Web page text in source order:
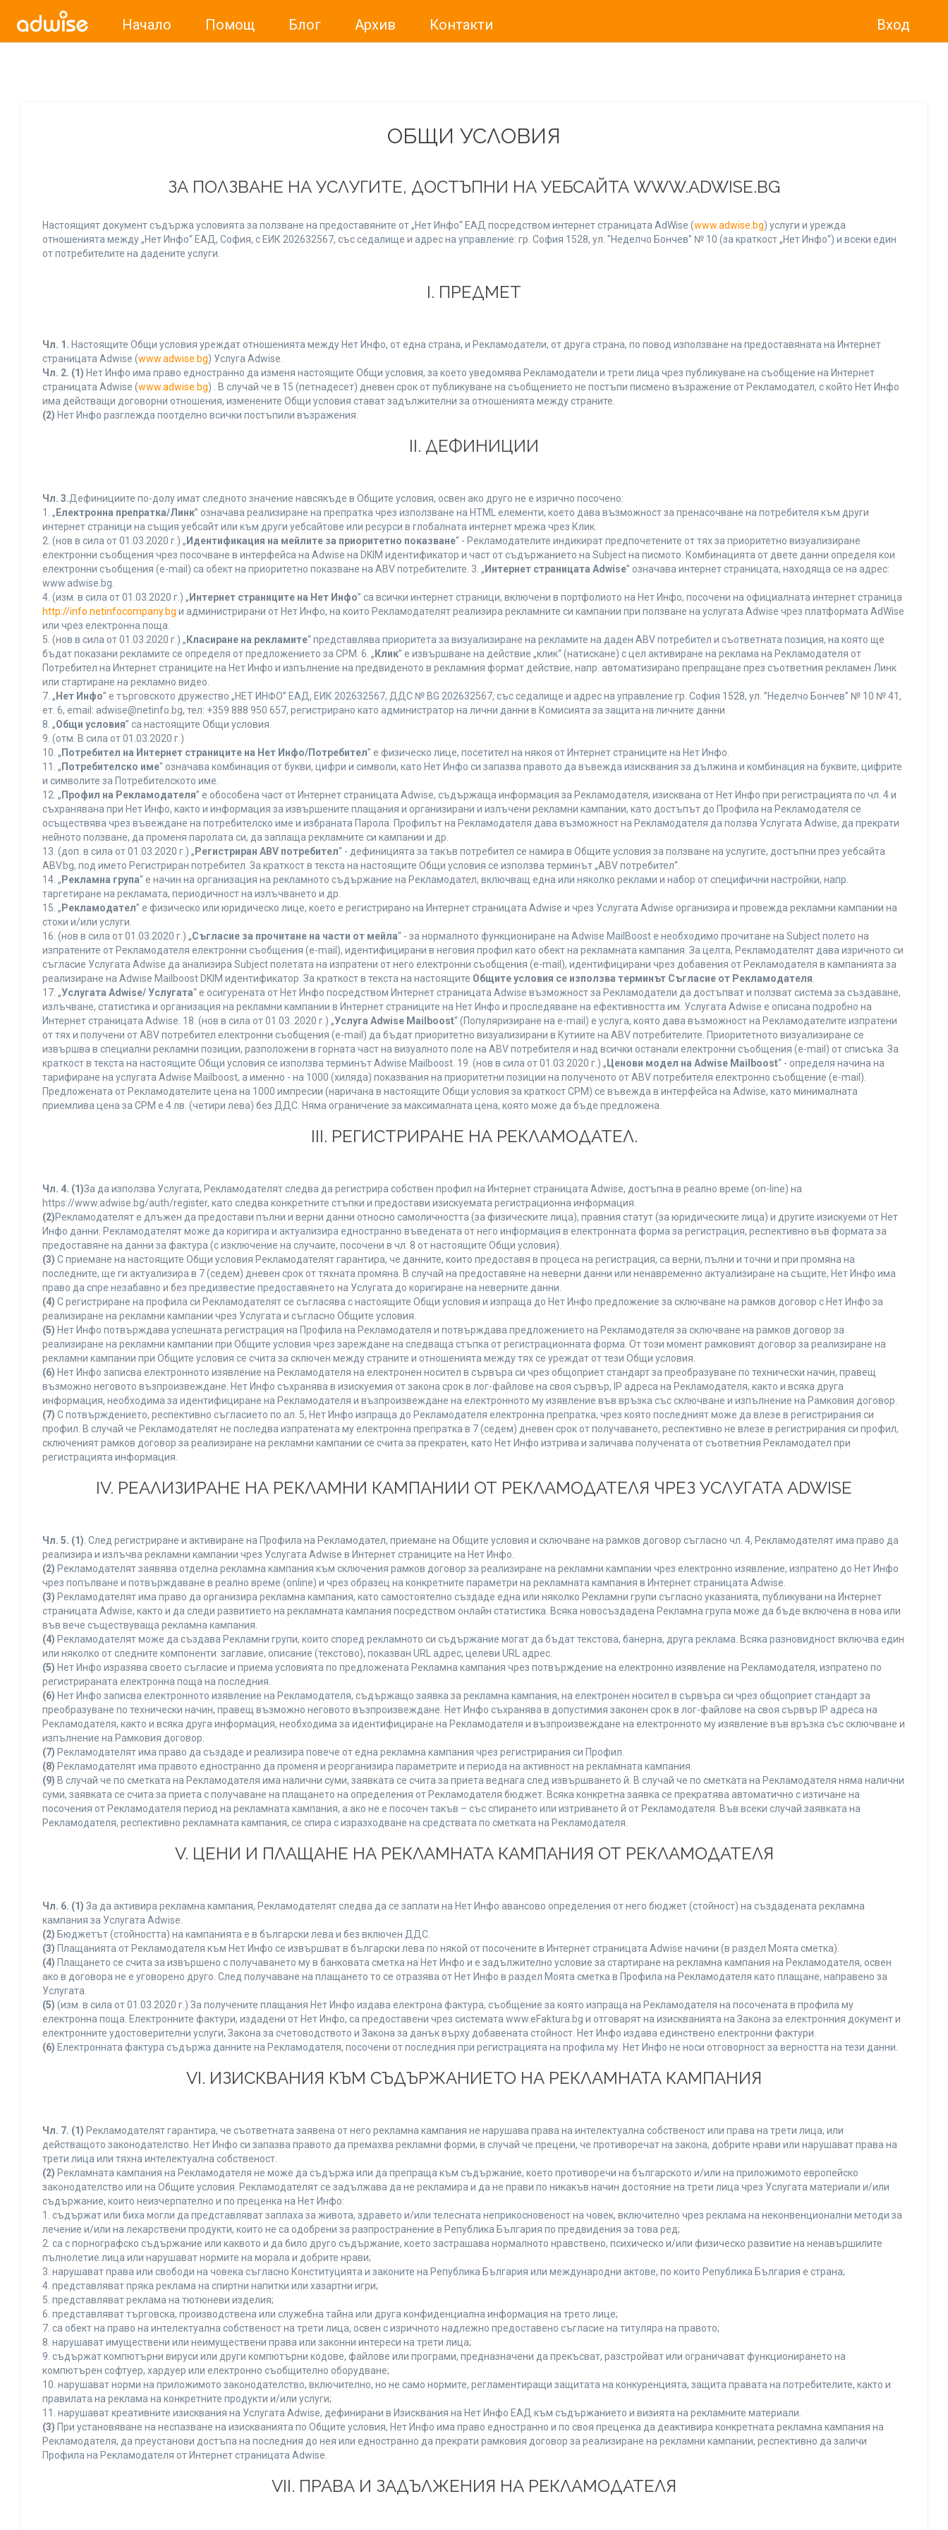
Начало Помощ Блог Архив Контакти Вход
ОБЩИ УСЛОВИЯ
ЗА ПОЛЗВАНЕ НА УСЛУГИТЕ, ДОСТЪПНИ НА УЕБСАЙТА WWW.ADWISE.BG
Настоящият документ съдържа условията за ползване на предоставяните от „Нет Инфо“ ЕАД посредством интернет страницата AdWise (www.adwise.bg) услуги и урежда
отношенията между „Нет Инфо“ ЕАД, София, с ЕИК 202632567, със седалище и адрес на управление: гр. София 1528, ул. "Неделчо Бончев" № 10 (за краткост „Нет Инфо“) и всеки един
от потребителите на дадените услуги.
І. ПРЕДМЕТ
Чл. 1. Настоящите Общи условия уреждат отношенията между Нет Инфо, от една страна, и Рекламодатели, от друга страна, по повод използване на предоставяната на Интернет
страницата Adwise (www.adwise.bg) Услуга Adwise.
Чл. 2. (1) Нет Инфо има право едностранно да изменя настоящите Общи условия, за което уведомява Рекламодатели и трети лица чрез публикуване на съобщение на Интернет
страницата Adwise (www.adwise.bg) . В случай че в 15 (петнадесет) дневен срок от публикуване на съобщението не постъпи писмено възражение от Рекламодател, с който Нет Инфо
има действащи договорни отношения, изменените Общи условия стават задължителни за отношенията между страните.
(2) Нет Инфо разглежда поотделно всички постъпили възражения.
ІІ. ДЕФИНИЦИИ
Чл. 3.Дефинициите по-долу имат следното значение навсякъде в Общите условия, освен ако друго не е изрично посочено:
1. „ Електронна препратка/Линк” означава реализиране на препратка чрез използване на HTML елементи, което дава възможност за пренасочване на потребителя към други
интернет страници на същия уебсайт или към други уебсайтове или ресурси в глобалната интернет мрежа чрез Клик.
2. (нов в сила от 01.03.2020 г.) „ Идентификация на мейлите за приоритетно показване“ - Рекламодателите индикират предпочетените от тях за приоритетно визуализиране
електронни съобщения чрез посочване в интерфейса на Adwise на DKIM идентификатор и част от съдържанието на Subject на писмото. Комбинацията от двете данни определя кои
електронни съобщения (e-mail) са обект на приоритетно показване на ABV потребителите. 3. „ Интернет страницата Adwise” означава интернет страницата, находяща се на адрес:
www.adwise.bg.
4. (изм. в сила от 01.03.2020 г.) „ Интернет страниците на Нет Инфо” са всички интернет страници, включени в портфолиото на Нет Инфо, посочени на официалната интернет страница
http://info.netinfocompany.bg и администрирани от Нет Инфо, на които Рекламодателят реализира рекламните си кампании при ползване на услугата Adwise чрез платформата AdWise
или чрез електронна поща.
5. (нов в сила от 01.03.2020 г.) „ Класиране на рекламите“ представлява приоритета за визуализиране на рекламите на даден ABV потребител и съответната позиция, на която ще
бъдат показани рекламите се определя от предложението за CPM. 6. „ Клик” е извършване на действие „клик“ (натискане) с цел активиране на реклама на Рекламодателя от
Потребител на Интернет страниците на Нет Инфо и изпълнение на предвиденото в рекламния формат действие, напр. автоматизирано препращане през съответния рекламен Линк
или стартиране на рекламно видео.
7. „ Нет Инфо” е търговското дружество „НЕТ ИНФО” ЕАД, ЕИК 202632567, ДДС № BG 202632567, със седалище и адрес на управление гр. София 1528, ул. ”Неделчо Бончев” № 10 № 41,
ет. 6, еmail: adwise@netinfo.bg, тел: +359 888 950 657, регистрирано като администратор на лични данни в Комисията за защита на личните данни.
8. „Общи условия” са настоящите Общи условия.
9. (отм. В сила от 01.03.2020 г.)
10. „ Потребител на Интернет страниците на Нет Инфо/Потребител” е физическо лице, посетител на някоя от Интернет страниците на Нет Инфо.
11. „ Потребителско име“ означава комбинация от букви, цифри и символи, като Нет Инфо си запазва правото да въвежда изисквания за дължина и комбинация на буквите, цифрите
и символите за Потребителското име.
12. „ Профил на Рекламодателя” е обособена част от Интернет страницата Adwise, съдържаща информация за Рекламодателя, изисквана от Нет Инфо при регистрацията по чл. 4 и
съхранявана при Нет Инфо, както и информация за извършените плащания и организирани и излъчени рекламни кампании, като достъпът до Профила на Рекламодателя се
осъществява чрез въвеждане на потребителско име и избраната Парола. Профилът на Рекламодателя дава възможност на Рекламодателя да ползва Услугата Adwise, да прекрати
нейното ползване, да променя паролата си, да заплаща рекламните си кампании и др.
13. (доп. в сила от 01.03.2020 г.) „ Регистриран ABV потребител“ - дефиницията за такъв потребител се намира в Общите условия за ползване на услугите, достъпни през уебсайта
ABV.bg, под името Регистриран потребител. За краткост в текста на настоящите Общи условия се използва терминът „ABV потребител“.
14. „ Рекламна група“ е начин на организация на рекламното съдържание на Рекламодател, включващ една или няколко реклами и набор от специфични настройки, напр.
таргетиране на рекламата, периодичност на излъчването и др.
15. „ Рекламодател” е физическо или юридическо лице, което е регистрирано на Интернет страницата Adwise и чрез Услугата Adwise организира и провежда рекламни кампании на
стоки и/или услуги.
16. (нов в сила от 01.03.2020 г.) „Съгласие за прочитане на части от мейла“ - за нормалното функциониране на Adwise MailBoost е необходимо прочитане на Subject полето на
изпратените от Рекламодателя електронни съобщения (e-mail), идентифицирани в неговия профил като обект на рекламната кампания. За целта, Рекламодателят дава изричното си
съгласие Услугата Adwise да анализира Subject полетата на изпратени от него електронни съобщения (e-mail), идентифицирани чрез добавения от Рекламодателя в кампанията за
реализиране на Adwise Mailboost DKIM идентификатор. За краткост в текста на настоящите Общите условия се използва терминът Съгласие от Рекламодателя
17. „Услугата Adwise/ Услугата“ е осигурената от Нет Инфо посредством Интернет страницата Adwise възможност за Рекламодатели да достъпват и ползват система за създаване,
излъчване, статистика и организация на рекламни кампании в Интернет страниците на Нет Инфо и проследяване на ефективността им. Услугата Adwise е описана подробно на
Интернет страницата Adwise. 18. (нов в сила от 01.03..2020 г.) „Услуга Adwise Mailboost“ (Популяризиране на e-mail) е услуга, която дава възможност на Рекламодателите изпратени
от тях и получени от ABV потребител електронни съобщения (e-mail) да бъдат приоритетно визуализирани в Кутиите на ABV потребителите. Приоритетното визуализиране се
извършва в специални рекламни позиции, разположени в горната част на визуалното поле на ABV потребителя и над всички останали електронни съобщения (e-mail) от списъка. За
краткост в текста на настоящите Общи условия се използва терминът Adwise Mailboost. 19. (нов в сила от 01.03.2020 г.) „ Ценови модел на Adwise Mailboost“ - определя начина на
тарифиране на услугата Adwise Mailboost, а именно - на 1000 (хиляда) показвания на приоритетни позиции на полученото от ABV потребителя електронно съобщение (e-mail).
Предложената от Рекламодателите цена на 1000 импресии (наричана в настоящите Общи условия за краткост CPM) се въвежда в интерфейса на Adwise, като минималната
приемлива цена за CPM е 4 лв. (четири лева) без ДДС. Няма ограничение за максималната цена, която може да бъде предложена.
ІІІ. РЕГИСТРИРАНЕ НА РЕКЛАМОДАТЕЛ.
Чл. 4. (1)За да използва Услугата, Рекламодателят следва да регистрира собствен профил на Интернет страницата Adwise, достъпна в реално време (on-line) на
https://www.adwise.bg/auth/register, като следва конкретните стъпки и предостави изискуемата регистрационна информация.
(2)Рекламодателят е длъжен да предостави пълни и верни данни относно самоличността (за физическите лица), правния статут (за юридическите лица) и другите изискуеми от Нет
Инфо данни. Рекламодателят може да коригира и актуализира едностранно въведената от него информация в електронната форма за регистрация, респективно във формата за
предоставяне на данни за фактура (с изключение на случаите, посочени в чл. 8 от настоящите Общи условия).
(3) С приемане на настоящите Общи условия Рекламодателят гарантира, че данните, които предоставя в процеса на регистрация, са верни, пълни и точни и при промяна на
последните, ще ги актуализира в 7 (седем) дневен срок от тяхната промяна. В случай на предоставяне на неверни данни или ненавременно актуализиране на същите, Нет Инфо има
право да спре незабавно и без предизвестие предоставянето на Услугата до коригиране на неверните данни.
(4) С регистриране на профила си Рекламодателят се съгласява с настоящите Общи условия и изпраща до Нет Инфо предложение за сключване на рамков договор с Нет Инфо за
реализиране на рекламни кампании чрез Услугата и съгласно Общите условия.
(5) Нет Инфо потвърждава успешната регистрация на Профила на Рекламодателя и потвърждава предложението на Рекламодателя за сключване на рамков договор за
реализиране на рекламни кампании при Общите условия чрез зареждане на следваща стъпка от регистрационната форма. От този момент рамковият договор за реализиране на
рекламни кампании при Общите условия се счита за сключен между страните и отношенията между тях се уреждат от тези Общи условия.
(6) Нет Инфо записва електронното изявление на Рекламодателя на електронен носител в сървъра си чрез общоприет стандарт за преобразуване по технически начин, правещ
възможно неговото възпроизвеждане. Нет Инфо съхранява в изискуемия от закона срок в лог-файлове на своя сървър, IP адреса на Рекламодателя, както и всяка друга
информация, необходима за идентифициране на Рекламодателя и възпроизвеждане на електронното му изявление във връзка със сключване и изпълнение на Рамковия договор.
(7) С потвърждението, респективно съгласието по ал. 5, Нет Инфо изпраща до Рекламодателя електронна препратка, чрез която последният може да влезе в регистрирания си
профил. В случай че Рекламодателят не последва изпратената му електронна препратка в 7 (седем) дневен срок от получаването, респективно не влезе в регистрирания си профил,
сключеният рамков договор за реализиране на рекламни кампании се счита за прекратен, като Нет Инфо изтрива и заличава получената от съответния Рекламодател при
регистрацията информация.
IV. РЕАЛИЗИРАНЕ НА РЕКЛАМНИ КАМПАНИИ ОТ РЕКЛАМОДАТЕЛЯ ЧРЕЗ УСЛУГАТА ADWISE
Чл. 5. (1) . След регистриране и активиране на Профила на Рекламодател, приемане на Общите условия и сключване на рамков договор съгласно чл. 4, Рекламодателят има право да
реализира и излъчва рекламни кампании чрез Услугата Adwise в Интернет страниците на Нет Инфо.
(2) Рекламодателят заявява отделна рекламна кампания към сключения рамков договор за реализиране на рекламни кампании чрез електронно изявление, изпратено до Нет Инфо
чрез попълване и потвърждаване в реално време (online) и чрез образец на конкретните параметри на рекламната кампания в Интернет страницата Adwise.
(3) Рекламодателят има право да организира рекламна кампания, като самостоятелно създаде една или няколко Рекламни групи съгласно указанията, публикувани на Интернет
страницата Adwise, както и да следи развитието на рекламната кампания посредством онлайн статистика. Всяка новосъздадена Рекламна група може да бъде включена в нова или
във вече съществуваща рекламна кампания.
(4) Рекламодателят може да създава Рекламни групи, които според рекламното си съдържание могат да бъдат текстова, банерна, друга реклама. Всяка разновидност включва един
или няколко от следните компоненти: заглавие, описание (текстово), показван URL адрес, целеви URL адрес.
(5) Нет Инфо изразява своето съгласие и приема условията по предложената Рекламна кампания чрез потвърждение на електронно изявление на Рекламодателя, изпратено по
регистрираната електронна поща на последния.
(6) Нет Инфо записва електронното изявление на Рекламодателя, съдържащо заявка за рекламна кампания, на електронен носител в сървъра си чрез общоприет стандарт за
преобразуване по технически начин, правещ възможно неговото възпроизвеждане. Нет Инфо съхранява в допустимия законен срок в лог-файлове на своя сървър IP адреса на
Рекламодателя, както и всяка друга информация, необходима за идентифициране на Рекламодателя и възпроизвеждане на електронното му изявление във връзка със сключване и
изпълнение на Рамковия договор.
(7) Рекламодателят има право да създаде и реализира повече от една рекламна кампания чрез регистрирания си Профил.
(8) Рекламодателят има правото едностранно да променя и реорганизира параметрите и периода на активност на рекламната кампания.
(9) В случай че по сметката на Рекламодателя има налични суми, заявката се счита за приета веднага след извършването й. В случай че по сметката на Рекламодателя няма налични
суми, заявката се счита за приета с получаване на плащането на определения от Рекламодателя бюджет. Всяка конкретна заявка се прекратява автоматично с изтичане на
посочения от Рекламодателя период на рекламната кампания, а ако не е посочен такъв – със спирането или изтриването й от Рекламодателя. Във всеки случай заявката на
Рекламодателя, респективно рекламната кампания, се спира с изразходване на средствата по сметката на Рекламодателя.
V. ЦЕНИ И ПЛАЩАНЕ НА РЕКЛАМНАТА КАМПАНИЯ ОТ РЕКЛАМОДАТЕЛЯ
Чл. 6. (1) За да активира рекламна кампания, Рекламодателят следва да се заплати на Нет Инфо авансово определения от него бюджет (стойност) на създадената рекламна
кампания за Услугата Adwise.
(2) Бюджетът (стойността) на кампанията е в български лева и без включен ДДС.
(3) Плащанията от Рекламодателя към Нет Инфо се извършват в български лева по някой от посочените в Интернет страницата Adwise начини (в раздел Моята сметка).
(4) Плащането се счита за извършено с получаването му в банковата сметка на Нет Инфо и е задължително условие за стартиране на рекламна кампания на Рекламодателя, освен
ако в договора не е уговорено друго. След получаване на плащането то се отразява от Нет Инфо в раздел Моята сметка в Профила на Рекламодателя като плащане, направено за
Услугата.
(5) (изм. в сила от 01.03.2020 г.) За получените плащания Нет Инфо издава електрона фактура, съобщение за която изпраща на Рекламодателя на посочената в профила му
електронна поща. Електронните фактури, издадени от Нет Инфо, са предоставени чрез системата www.eFaktura.bg и отговарят на изискванията на Закона за електронния документ и
електронните удостоверителни услуги, Закона за счетоводството и Закона за данък върху добавената стойност. Нет Инфо издава единствено електронни фактури.
(6) Електронната фактура съдържа данните на Рекламодателя, посочени от последния при регистрацията на профила му. Нет Инфо не носи отговорност за верността на тези данни.
VI. ИЗИСКВАНИЯ КЪМ СЪДЪРЖАНИЕТО НА РЕКЛАМНАТА КАМПАНИЯ
Чл. 7. (1) Рекламодателят гарантира, че съответната заявена от него рекламна кампания не нарушава права на интелектуална собственост или права на трети лица, или
действащото законодателство. Нет Инфо си запазва правото да премахва рекламни форми, в случай че прецени, че противоречат на закона, добрите нрави или нарушават права на
трети лица или тяхна интелектуална собственост.
(2) Рекламната кампания на Рекламодателя не може да съдържа или да препраща към съдържание, което противоречи на българското и/или на приложимото европейско
законодателство или на Общите условия. Рекламодателят се задължава да не рекламира и да не прави по никакъв начин достояние на трети лица чрез Услугата материали и/или
съдържание, които неизчерпателно и по преценка на Нет Инфо:
1. съдържат или биха могли да представляват заплаха за живота, здравето и/или телесната неприкосновеност на човек, включително чрез реклама на неконвенционални методи за
лечение и/или на лекарствени продукти, които не са одобрени за разпространение в Република България по предвидения за това ред;
2. са с порнографско съдържание или каквото и да било друго съдържание, което застрашава нормалното нравствено, психическо и/или физическо развитие на ненавършилите
пълнолетие лица или нарушават нормите на морала и добрите нрави;
3. нарушават права или свободи на човека съгласно Конституцията и законите на Република България или международни актове, по които Република България е страна;
4. представляват пряка реклама на спиртни напитки или хазартни игри;
5. представляват реклама на тютюневи изделия;
6. представляват търговска, производствена или служебна тайна или друга конфиденциална информация на трето лице;
7. са обект на право на интелектуална собственост на трети лица, освен с изричното надлежно предоставено съгласие на титуляра на правото;
8. нарушават имуществени или неимуществени права или законни интереси на трети лица;
9. съдържат компютърни вируси или други компютърни кодове, файлове или програми, предназначени да прекъсват, разстройват или ограничават функционирането на
компютърен софтуер, хардуер или електронно съобщително оборудване;
10. нарушават норми на приложимото законодателство, включително, но не само нормите, регламентиращи защитата на конкуренцията, защита правата на потребителите, както и
правилата на реклама на конкретните продукти и/или услуги;
11. нарушават креативните изисквания на Услугата Adwise, дефинирани в Изисквания на Нет Инфо ЕАД към съдържанието и визията на рекламните материали.
(3) При установяване на неспазване на изискванията по Общите условия, Нет Инфо има право едностранно и по своя преценка да деактивира конкретната рекламна кампания на
Рекламодателя, да преустанови достъпа на последния до нея или едностранно да прекрати рамковия договор за реализиране на рекламни кампании, респективно да заличи
Профила на Рекламодателя от Интернет страницата Adwise.
VII. ПРАВА И ЗАДЪЛЖЕНИЯ НА РЕКЛАМОДАТЕЛЯ